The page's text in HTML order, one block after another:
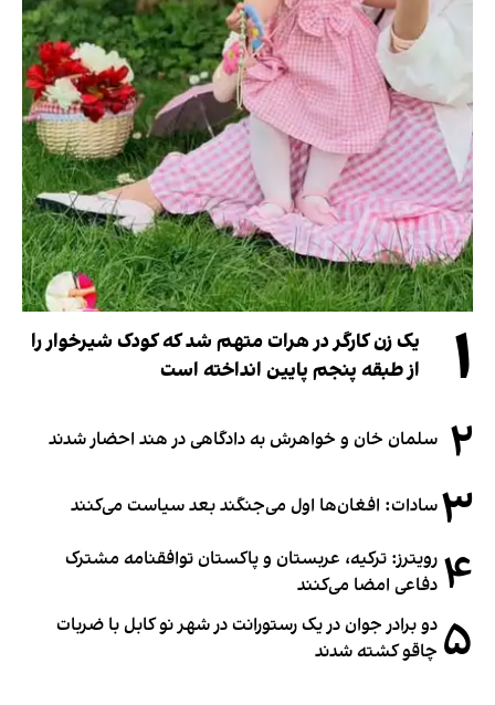
۱
یک زن کارگر در هرات متهم شد که کودک شیرخوار را
از طبقه پنجم پایین انداخته است
۲ سلمان خان و خواهرش به دادگاهی در هند احضار شدند
۳سادات: افغان‌ها اول می‌جنگند بعد سیاست می‌کنند
۴ رویترز: ترکیه، عربستان و پاکستان توافقنامه مشترک
دفاعی امضا می‌کنند
۵ دو برادر جوان در یک رستورانت در شهر نو کابل با ضربات
چاقو کشته شدند